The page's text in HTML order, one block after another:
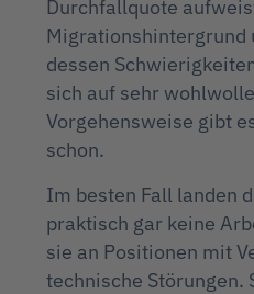
Durchfallquote
Migrationshintergrund
dessen
sich auf sehr
Vorgehensweise gibt
schon.
Im besten Fall landen
praktisch gar keine
sie an Positionen mit
technische Störungen.